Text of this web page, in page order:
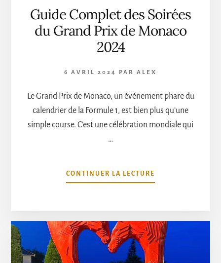
Guide Complet des Soirées
du Grand Prix de Monaco
2024
6 AVRIL 2024 PAR ALEX
Le Grand Prix de Monaco, un événement phare du
calendrier de la Formule 1, est bien plus qu’une
simple course. C’est une célébration mondiale qui
…
CONTINUER LA LECTURE
PROPOSGUIDE
DU
GRAND
PRIX
DE